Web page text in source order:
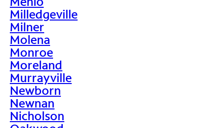
Milledgeville
Milner
Molena
Monroe
Moreland
Murrayville
Newborn
Newnan
Nicholson